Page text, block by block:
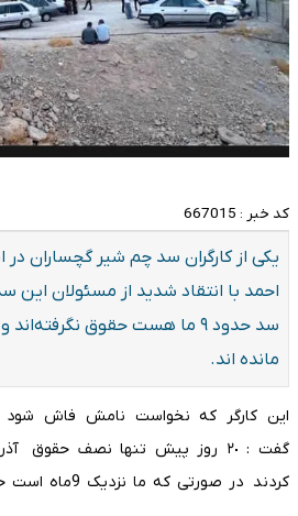
کد خبر : 667015
یکی از کارگران سد چم شیر گچساران در
احمد با انتقاد شدید از مسئولان این
سد حدود ٩ ما هست‌ حقوق
مانده اند.
این کارگر که نخواست نامش فاش شود
کردند در صورتی که ما نزدیک 9ماه است حقوق نگرفتیم.